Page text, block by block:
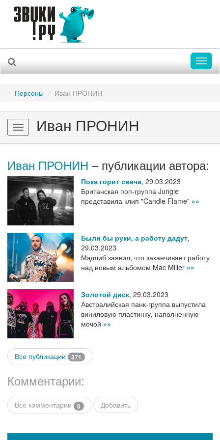
Персоны Иван ПРОНИН
Toggle
navigation
Иван ПРОНИН
Иван ПРОНИН – публикации автора:
Пока горит свеча, 29.03.2023
Британская поп-группа Jungle
представила клип "Candle Flame" »»
Были бы руки, а работу дадут,
29.03.2023
Мэдлиб заявил, что заканчивает работу
над новым альбомом Mac Miller »»
Золотой диск, 29.03.2023
Австралийская панк-группа выпустила
виниловую пластинку, наполненную
мочой »»
Все публикации 371
Комментарии:
Все комментарии 0 Добавить